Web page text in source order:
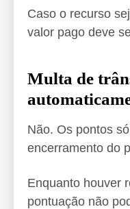
Caso o recurso
valor pago deve
Multa de
Não. Os pontos
encerramento do
Enquanto houver
pontuação não